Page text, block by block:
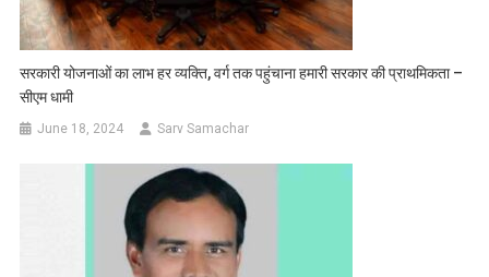
सरकारी योजनाओं का लाभ हर व्यक्ति, वर्ग तक पहुंचाना हमारी सरकार की प्राथमिकता –
सीएम धामी
June 18, 2024 Sarv Samachar